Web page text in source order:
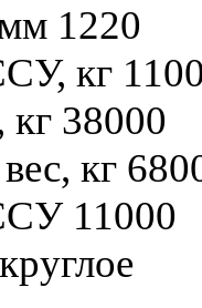
1220
кг
кг 38000
кг
11000